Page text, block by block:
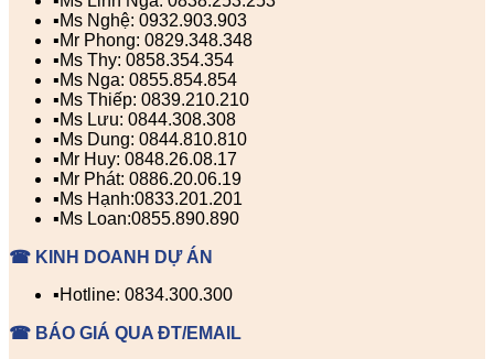
▪️Ms Nghệ: 0932.903.903
▪️Mr Phong: 0829.348.348
▪️Ms Thy: 0858.354.354
▪️Ms Nga: 0855.854.854
▪️Ms Thiếp: 0839.210.210
▪️Ms Lưu: 0844.308.308
▪️Ms Dung: 0844.810.810
▪️Mr Huy: 0848.26.08.17
▪️Mr Phát: 0886.20.06.19
▪️Ms Hạnh:0833.201.201
▪️Ms Loan:0855.890.890
☎ KINH DOANH DỰ ÁN
▪️Hotline: 0834.300.300
☎ BÁO GIÁ QUA ĐT/EMAIL